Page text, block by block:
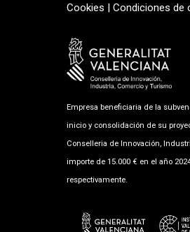
Cookies | Condiciones de
Empresa beneficiaria de la
inicio y consolidación de su
Conselleria de Innovación,
importe de 15.000 € en el año
respectivamente.